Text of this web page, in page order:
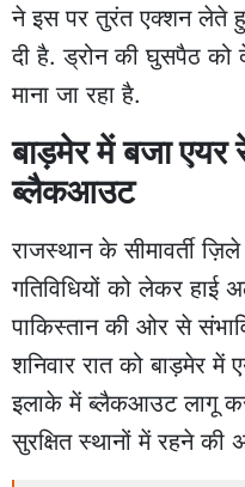
ने इस पर तुरंत एक्शन लेते
दी है. ड्रोन की घुसपैठ को
माना जा रहा है.
बाड़मेर में बजा
ब्लैकआउट
राजस्थान के सीमावर्ती
गतिविधियों को लेकर हाई
पाकिस्तान की ओर से
शनिवार रात को बाड़मेर
इलाके में ब्लैकआउट लागू
सुरक्षित स्थानों में रहने की